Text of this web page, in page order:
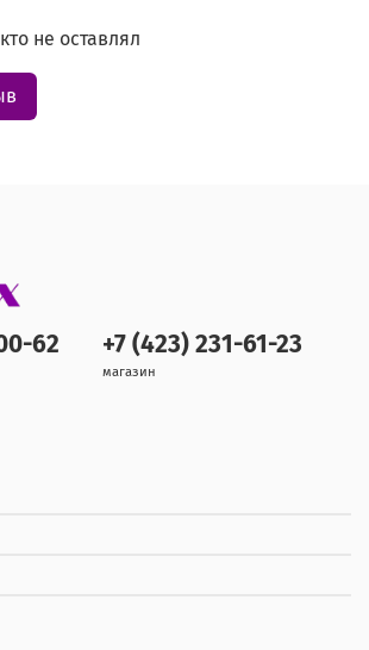
не оставлял
62 +7 (423) 231-61-23
магазин